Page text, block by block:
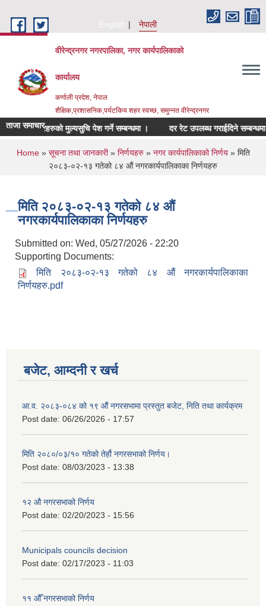
English
नेपाली
वीरेन्द्रनगर नगरपालिका, नगर कार्यपालिकाको
कार्यालय
कर्णाली प्रदेश, नेपाल
शैक्षिक,प्रशासनिक,पर्यटकिय शहर स्वच्छ, समुन्नत वीरेन्द्रनगर
ताजा समाचार
सामाग्रिहरुको मुल्यसुचि पेश गर्ने सम्बन्धमा । दर रेट उपलब्ध गराईदिने सम्बन्धमा ।
You are here
Home» सूचना तथा जानकारी» निर्णयहरु» नगर कार्यपालिकाको निर्णय » मिति
२०८३-०२-१३ गतेको ८४ औं नगरकार्यपालिकाका निर्णयहरु
मिति २०८३-०२-१३ गतेको ८४ औं
नगरकार्यपालिकाका निर्णयहरु
Submitted on: Wed, 05/27/2026 - 22:20
Supporting Documents:
मिति २०८३-०२-१३ गतेको ८४ औं नगरकार्यपालिकाका
निर्णयहरु.pdf
बजेट, आम्दनी र खर्च
आ.व. २०८३-०८४ को १९ औं नगरसभामा प्रस्तुत बजेट, निति तथा कार्यक्रम
Post date: 06/26/2026 - 17:57
मिति २०८०/०३/१० गतेको तेर्हौ नगरसभाको निर्णय।
Post date: 08/03/2023 - 13:38
१२ औ नगरसभाको निर्णय
Post date: 02/20/2023 - 15:56
Municipals councils decision
Post date: 02/17/2023 - 11:03
११ ‌औँ नगरसभाको निर्णय